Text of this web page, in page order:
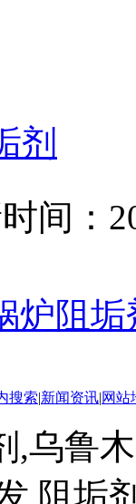
剂
间：
炉阻垢
搜索|新闻资讯|网站
,乌鲁
,阻垢